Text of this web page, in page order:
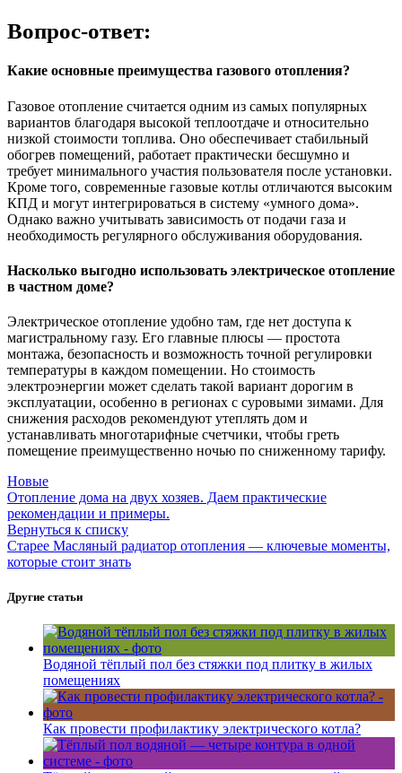
Вопрос-ответ:
Какие основные преимущества газового отопления?
Газовое отопление считается одним из самых популярных
вариантов благодаря высокой теплоотдаче и относительно
низкой стоимости топлива. Оно обеспечивает стабильный
обогрев помещений, работает практически бесшумно и
требует минимального участия пользователя после установки.
Кроме того, современные газовые котлы отличаются высоким
КПД и могут интегрироваться в систему «умного дома».
Однако важно учитывать зависимость от подачи газа и
необходимость регулярного обслуживания оборудования.
Насколько выгодно использовать электрическое отопление
в частном доме?
Электрическое отопление удобно там, где нет доступа к
магистральному газу. Его главные плюсы — простота
монтажа, безопасность и возможность точной регулировки
температуры в каждом помещении. Но стоимость
электроэнергии может сделать такой вариант дорогим в
эксплуатации, особенно в регионах с суровыми зимами. Для
снижения расходов рекомендуют утеплять дом и
устанавливать многотарифные счетчики, чтобы греть
помещение преимущественно ночью по сниженному тарифу.
Новые
Отопление дома на двух хозяев. Даем практические
рекомендации и примеры.
Вернуться к списку
Старее Масляный радиатор отопления — ключевые моменты,
которые стоит знать
Другие статьи
Водяной тёплый пол без стяжки под плитку в жилых
помещениях
Как провести профилактику электрического котла?